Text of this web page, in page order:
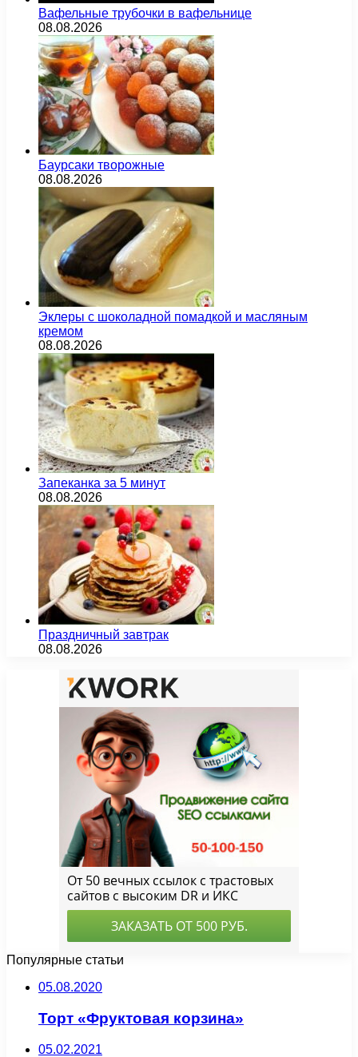
Вафельные трубочки в вафельнице
08.08.2026
Баурсаки творожные
08.08.2026
Эклеры с шоколадной помадкой и масляным
кремом
08.08.2026
Запеканка за 5 минут
08.08.2026
Праздничный завтрак
08.08.2026
Популярные статьи
05.08.2020
Торт «Фруктовая корзина»
05.02.2021